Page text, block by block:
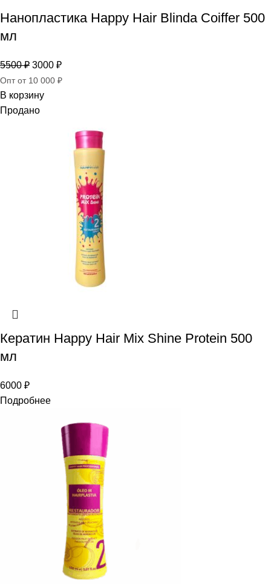
Нанопластика Happy Hair Blinda Coiffer 500
мл
5500₽ 3000 ₽
Опт от 10 000 ₽
В корзину
Продано
Кератин Happy Hair Mix Shine Protein 500
мл
6000 ₽
Подробнее